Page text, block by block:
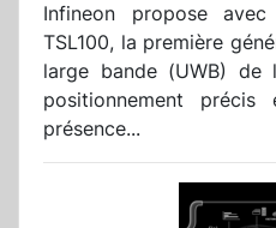
Infineon propose
TSL100, la première
large bande (UWB) de
positionnement
présence...